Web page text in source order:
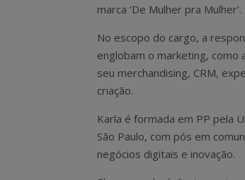
marca ‘De Mulher pra Mulher’.
No escopo do cargo, a
englobam o marketing, como
seu merchandising, CRM,
criação.
Karla é formada em PP pela
São Paulo, com pós em
negócios digitais e inovação.